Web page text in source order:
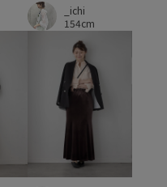
ストレスフリー
セットアップ
ーヒール テレコ素材
トにも ビスチェ
フレアなシルエット
ブラック ベーシック
_ichi
154cm